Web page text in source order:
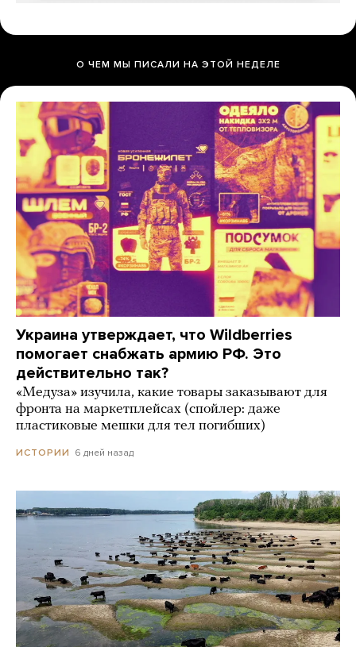
О ЧЕМ МЫ ПИСАЛИ НА ЭТОЙ НЕДЕЛЕ
Украина утверждает, что Wildberries
помогает снабжать армию РФ. Это
действительно так?
«Медуза» изучила, какие товары заказывают для
фронта на маркетплейсах (спойлер: даже
пластиковые мешки для тел погибших)
ИСТОРИИ 6 дней назад